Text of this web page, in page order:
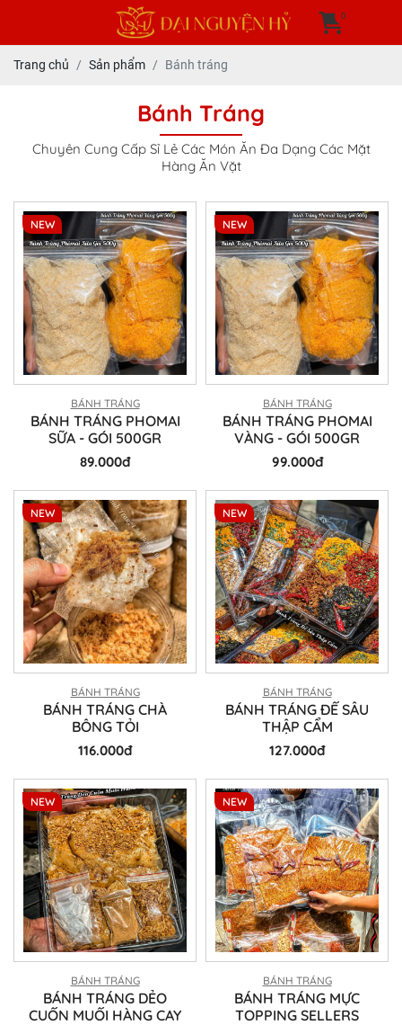
0
Trang chủ Sản phẩm Bánh tráng
Bánh Tráng
Chuyên Cung Cấp Sỉ Lẻ Các Món Ăn Đa Dạng Các Mặt
Hàng Ăn Vặt
BÁNH TRÁNG
BÁNH TRÁNG PHOMAI
SỮA - GÓI 500GR
89.000đ
NEW
BÁNH TRÁNG
BÁNH TRÁNG PHOMAI
VÀNG - GÓI 500GR
99.000đ
NEW
BÁNH TRÁNG
BÁNH TRÁNG CHÀ
BÔNG TỎI
116.000đ
NEW
BÁNH TRÁNG
BÁNH TRÁNG ĐẾ SÂU
THẬP CẨM
127.000đ
NEW
BÁNH TRÁNG
BÁNH TRÁNG DẺO
CUỐN MUỐI HÀNG CAY
NEW
BÁNH TRÁNG
BÁNH TRÁNG MỰC
TOPPING SELLERS
NEW